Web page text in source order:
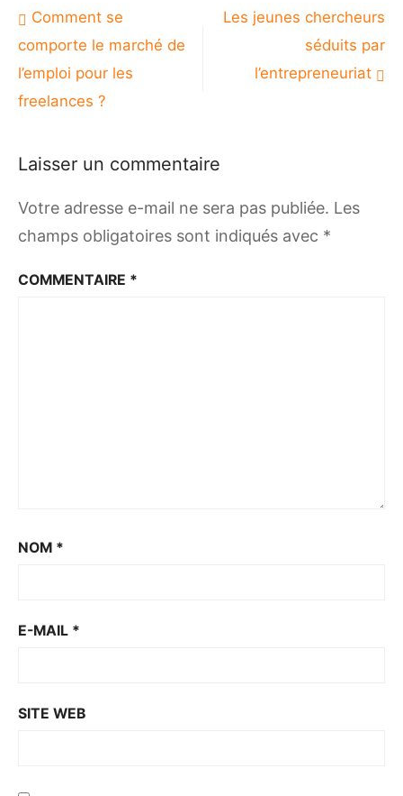
Navigation
de
l’article
Comment se
comporte le marché de
l’emploi pour les
freelances ?
Les jeunes chercheurs
séduits par
l’entrepreneuriat
Laisser un commentaire
Votre adresse e-mail ne sera pas publiée. Les
champs obligatoires sont indiqués avec *
COMMENTAIRE *
NOM *
E-MAIL *
SITE WEB